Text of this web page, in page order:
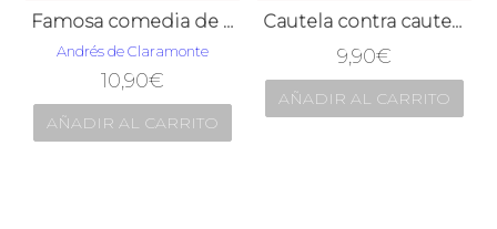
Famosa comedia de santa Teodora
Andrés de Claramonte
10,90€
AÑADIR AL CARRITO
Cautela contra cautela
9,90€
AÑADIR AL CARRITO